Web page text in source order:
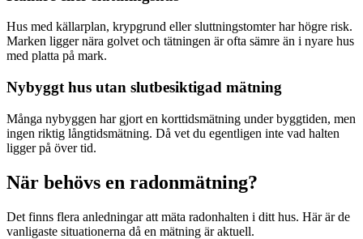
Hus med källarplan, krypgrund eller sluttningstomter har högre risk.
Marken ligger nära golvet och tätningen är ofta sämre än i nyare hus
med platta på mark.
Nybyggt hus utan slutbesiktigad mätning
Många nybyggen har gjort en korttidsmätning under byggtiden, men
ingen riktig långtidsmätning. Då vet du egentligen inte vad halten
ligger på över tid.
När behövs en radonmätning?
Det finns flera anledningar att mäta radonhalten i ditt hus. Här är de
vanligaste situationerna då en mätning är aktuell.